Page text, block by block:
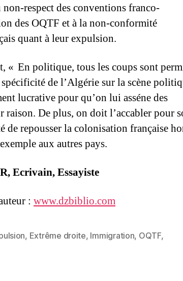
respect des conventions franco-
des OQTF et à la non-conformité
quant à leur expulsion.
« En politique, tous les coups sont
de l’Algérie sur la scène
lucrative pour qu’on lui asséne des
raison. De plus, on doit l’accabler pour
de repousser la colonisation française
aux autres pays.
Ecrivain, Essayiste
: www.dzbiblio.com
, Extrême droite, Immigration, OQTF,